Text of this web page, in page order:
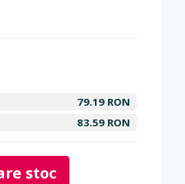
79.19 RON
83.59 RON
stoc